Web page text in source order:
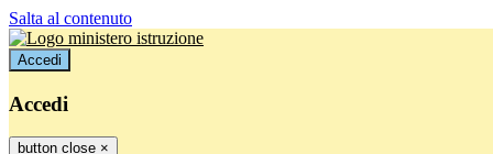
Salta al contenuto
Accedi
Accedi
button close ×